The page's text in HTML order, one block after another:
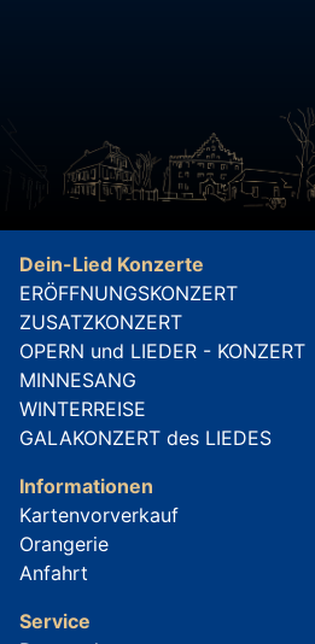
Dein-Lied Konzerte
ERÖFFNUNGSKONZERT
ZUSATZKONZERT
OPERN und LIEDER - KONZERT
MINNESANG
WINTERREISE
GALAKONZERT des LIEDES
Informationen
Kartenvorverkauf
Orangerie
Anfahrt
Service